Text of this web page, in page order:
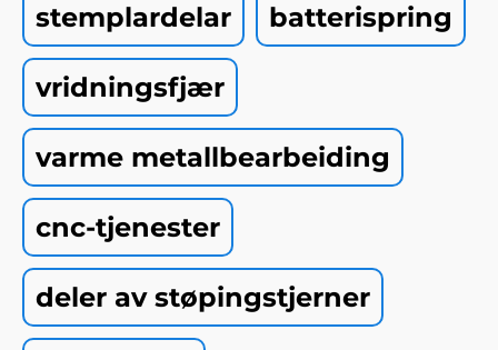
stemplardelar batterispring
vridningsfjær
varme metallbearbeiding
cnc-tjenester
deler av støpingstjerner